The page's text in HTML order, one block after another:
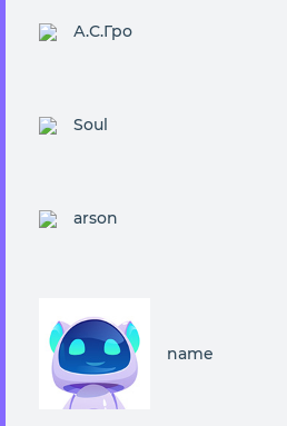
А.С.Гро
Soul
arson
name